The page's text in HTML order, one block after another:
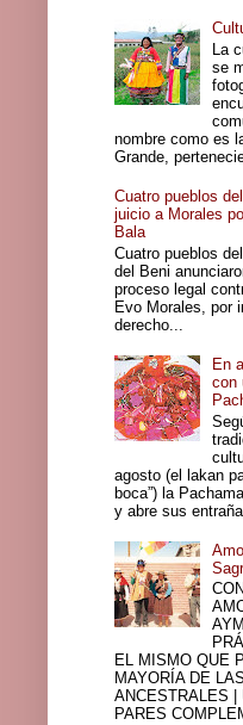
La
se
nombre como es
Grande,
Cuatro pueblos
juicio a Morales
Bala
Cuatro pueblos
del Beni
proceso legal
Evo Morales, por
derecho...
En
con
agosto (el lakan
boca”) la
y abre sus
EL MISMO QUE
MAYORÍA DE
ANCESTRALES |
PARES